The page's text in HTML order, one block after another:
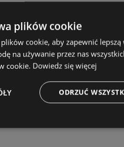
plików cookie
cookie, aby zapewnić
na używanie przez nas
cookie. Dowiedz się więcej
ODRZUĆ